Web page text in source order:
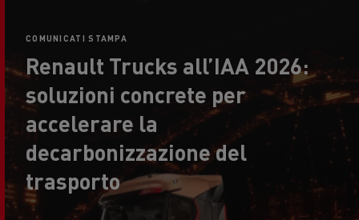
COMUNICATI STAMPA
Renault Trucks all’IAA 2026:
soluzioni concrete per
accelerare la
decarbonizzazione del
trasporto